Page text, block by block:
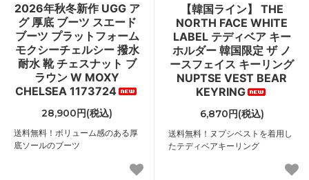
2026年秋冬新作 UGG ア
グ 厚底 ブーツ スエード
ブーツ プラットフォーム
モクシーチェルシー 撥水
耐水 靴 チェスナット ブ
ラウン W MOXY
CHELSEA 1173724
28,900円(税込)
送料無料！ボリューム感のある厚
底ソールのブーツ
【韓国ライン】 THE
NORTH FACE WHITE
LABEL テディベア キー
ホルダー 韓国限定 ザ ノ
ースフェイス キーリング
NUPTSE VEST BEAR
KEYRING
6,870円(税込)
送料無料！ヌプシベストを着用し
たテディベアキーリング